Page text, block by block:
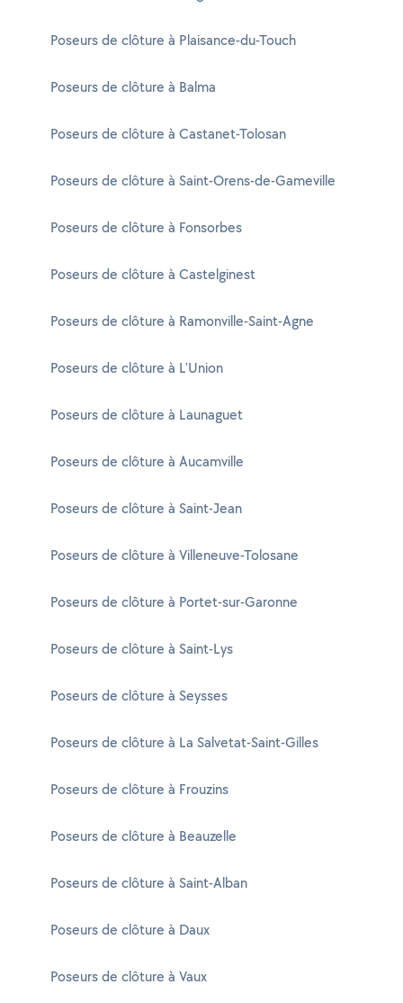
Poseurs de clôture à Plaisance-du-Touch
Poseurs de clôture à Balma
Poseurs de clôture à Castanet-Tolosan
Poseurs de clôture à Saint-Orens-de-Gameville
Poseurs de clôture à Fonsorbes
Poseurs de clôture à Castelginest
Poseurs de clôture à Ramonville-Saint-Agne
Poseurs de clôture à L'Union
Poseurs de clôture à Launaguet
Poseurs de clôture à Aucamville
Poseurs de clôture à Saint-Jean
Poseurs de clôture à Villeneuve-Tolosane
Poseurs de clôture à Portet-sur-Garonne
Poseurs de clôture à Saint-Lys
Poseurs de clôture à Seysses
Poseurs de clôture à La Salvetat-Saint-Gilles
Poseurs de clôture à Frouzins
Poseurs de clôture à Beauzelle
Poseurs de clôture à Saint-Alban
Poseurs de clôture à Daux
Poseurs de clôture à Vaux